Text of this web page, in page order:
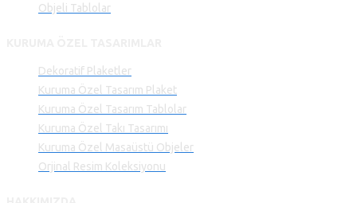
Objeli Tablolar
Dekoratif Plaketler
Kuruma Özel Tasarım Plaket
Kuruma Özel Tasarım Tablolar
Kuruma Özel Takı Tasarımı
Kuruma Özel Masaüstü Objeler
Orjinal Resim Koleksiyonu